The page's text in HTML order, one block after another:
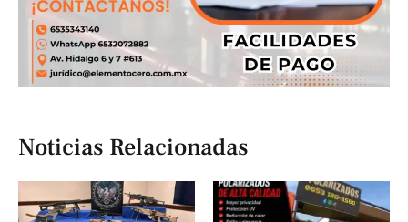
Noticias Relacionadas